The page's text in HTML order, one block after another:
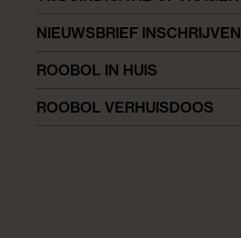
NIEUWSBRIEF INSCHRIJVEN
ROOBOL IN HUIS
ROOBOL VERHUISDOOS